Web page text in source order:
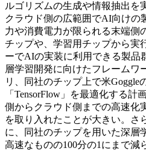
ルゴリズムの生成や情報抽出を
クラウド側の広範囲でAI向けの
力や消費電力が限られる末端側
チップや、学習用チップから実
ーでAIの実装に利用できる製品
層学習開発に向けたフレームワ
リ、同社のチップ上で米Goggle
「TensorFlow」を最適化する
側からクラウド側までの高速化
を取り入れたことが大きい。さ
に、同社のチップを用いた深層
高速なものの100分の1にまで減